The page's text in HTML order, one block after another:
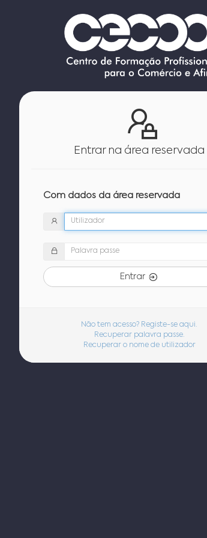
Entrar na área reservada
Com dados da área reservada
Entrar
Não tem acesso? Registe-se aqui.
Recuperar palavra passe.
Recuperar o nome de utilizador